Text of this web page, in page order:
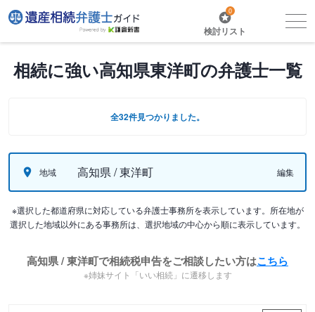
0
検討リスト
相続に強い高知県東洋町の弁護士一覧
全32件見つかりました。
地域 高知県 / 東洋町 編集
※選択した都道府県に対応している弁護士事務所を表示しています。所在地が
選択した地域以外にある事務所は、選択地域の中心から順に表示しています。
高知県 / 東洋町で相続税申告をご相談したい方はこちら
※姉妹サイト「いい相続」に遷移します